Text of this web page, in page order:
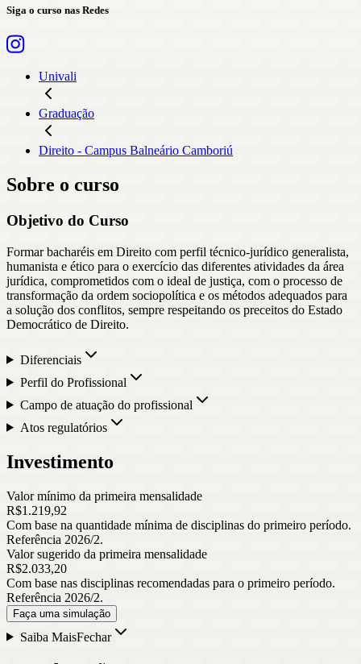
Siga o curso nas Redes
Univali
Graduação
Direito - Campus Balneário Camboriú
Sobre o curso
Objetivo do Curso
Formar bacharéis em Direito com perfil técnico-jurídico generalista,
humanista e ético para o exercício das diferentes atividades da área
jurídica, comprometidos com o ideal de justiça, com o processo de
transformação da ordem sociopolítica e os métodos adequados para
a solução dos conflitos, sempre respeitando os preceitos do Estado
Democrático de Direito.
Diferenciais
Perfil do Profissional
Campo de atuação do profissional
Atos regulatórios
Investimento
Valor mínimo da primeira mensalidade
R$1.219,92
Com base na quantidade mínima de disciplinas do primeiro período.
Referência 2026/2.
Valor sugerido da primeira mensalidade
R$2.033,20
Com base nas disciplinas recomendadas para o primeiro período.
Referência 2026/2.
Faça uma simulação
Saiba MaisFechar